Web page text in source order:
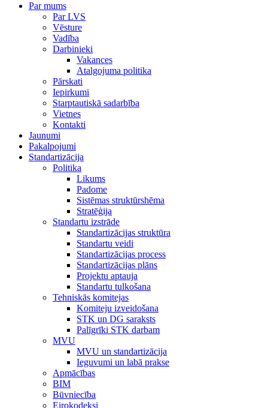
Par mums
Par LVS
Vēsture
Vadība
Darbinieki
Vakances
Atalgojuma politika
Pārskati
Iepirkumi
Starptautiskā sadarbība
Vietnes
Kontakti
Jaunumi
Pakalpojumi
Standartizācija
Politika
Likums
Padome
Sistēmas struktūrshēma
Stratēģija
Standartu izstrāde
Standartizācijas struktūra
Standartu veidi
Standartizācijas process
Standartizācijas plāns
Projektu aptauja
Standartu tulkošana
Tehniskās komitejas
Komiteju izveidošana
STK un DG saraksts
Palīgrīki STK darbam
MVU
MVU un standartizācija
Ieguvumi un labā prakse
Apmācības
BIM
Būvniecība
Eirokodeksi